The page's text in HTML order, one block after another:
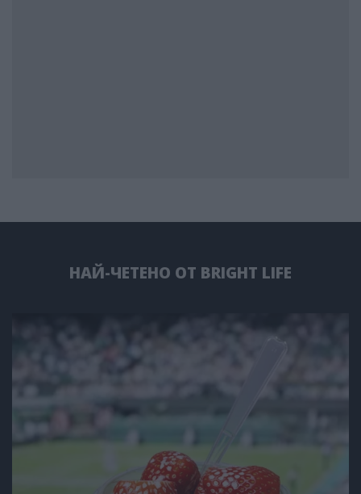
НАЙ-ЧЕТЕНО ОТ BRIGHT LIFE